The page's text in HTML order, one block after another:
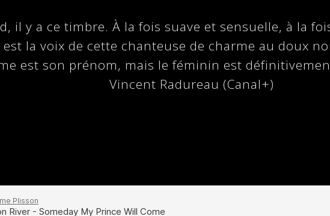
il y a ce timbre. À la fois suave et sensuelle, à la
la voix de cette chanteuse de charme au doux
est son prénom, mais le féminin est
Vincent Radureau (Canal+)